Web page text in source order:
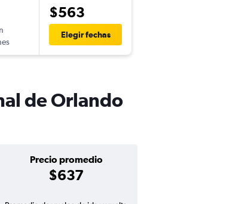
$563
Elegir fechas
de Orlando
Precio promedio
$637